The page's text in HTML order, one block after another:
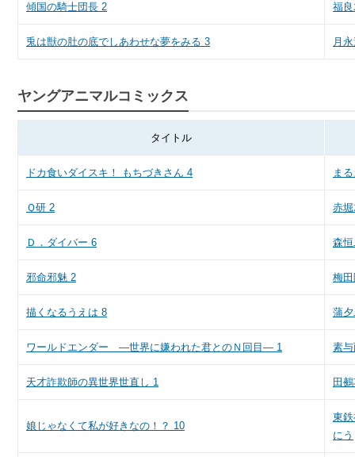
傾国の騎士団長 2 福
兎は獣の肚の底でしあわせな夢をみる 3 月
ヤングアニマルコミックス
タイトル
ドカ食いダイスキ！ もちづきさん 4 ま
Ｑ研 2 赤
Ｄ．ダイバー 6 森
邪命邪魅 2 梅
描くなるうえは 8 蒲
ワールドエンダー ―世界に嫌われた君とのＮ回目― 1 素
天才詐欺師の異世界世直し 1 田
娘じゃなくて私が好きなの！？ 10
東
にう